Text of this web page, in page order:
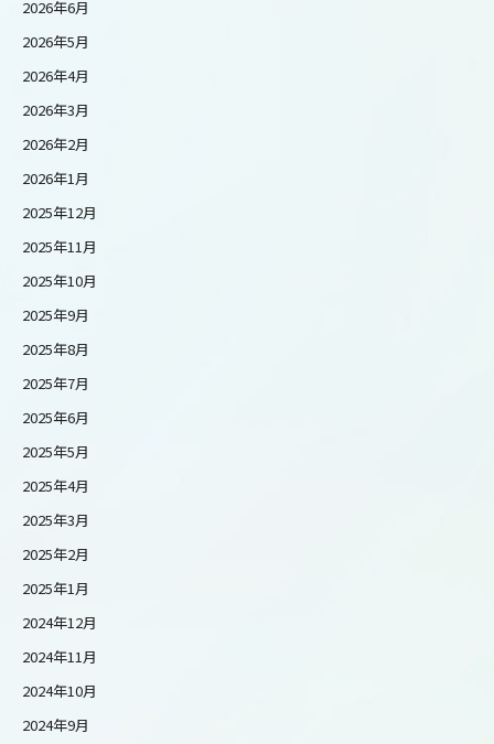
2026年6月
2026年5月
2026年4月
2026年3月
2026年2月
2026年1月
2025年12月
2025年11月
2025年10月
2025年9月
2025年8月
2025年7月
2025年6月
2025年5月
2025年4月
2025年3月
2025年2月
2025年1月
2024年12月
2024年11月
2024年10月
2024年9月